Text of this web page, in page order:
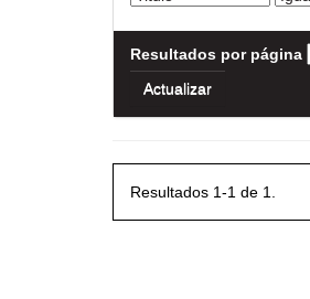
Resultados por página
Resultados 1-1 de 1.